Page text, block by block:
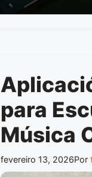
para
Música
fevereiro 13, 2026Por